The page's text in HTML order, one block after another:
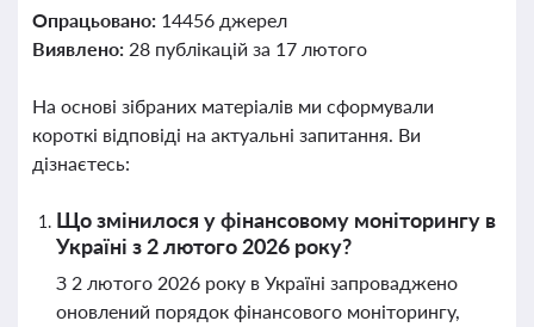
Опрацьовано: 14456 джерел
Виявлено: 28 публікацій за 17 лютого
На основі зібраних матеріалів ми сформували
короткі відповіді на актуальні запитання. Ви
дізнаєтесь:
Що змінилося у фінансовому моніторингу в
Україні з 2 лютого 2026 року?
З 2 лютого 2026 року в Україні запроваджено
оновлений порядок фінансового моніторингу,